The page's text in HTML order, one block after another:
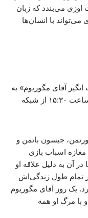
می‌بندد که زبان
می‌تواند با انسان‌ها
آقای مگوریوم» به
، پنجشنبه ۷ اسفند ماه ساعت ۱۵:۳۰ از شبکه
جیسون باتمن و
اسباب بازی
آن به دلیل علاقه او
تمام طول زندگی‌اش
یک روز آقای مگوریوم
با مرگ او همه